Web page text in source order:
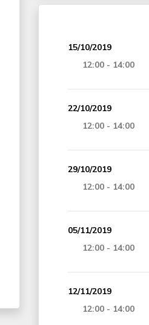
15/10/2019
12:00 - 14:00
22/10/2019
12:00 - 14:00
29/10/2019
12:00 - 14:00
05/11/2019
12:00 - 14:00
12/11/2019
12:00 - 14:00